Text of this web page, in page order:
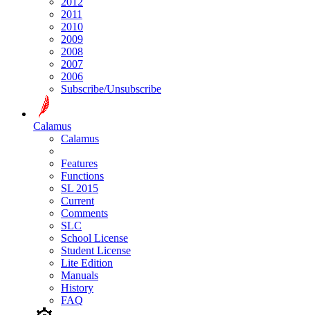
2011
2010
2009
2008
2007
2006
Subscribe/Unsubscribe
Calamus
Calamus
Features
Functions
SL 2015
Current
Comments
SLC
School License
Student License
Lite Edition
Manuals
History
FAQ